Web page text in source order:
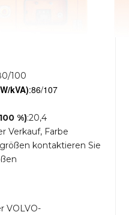
100
kVA):86/107
%):20,4
Verkauf, Farbe
kontaktieren Sie
VOLVO-